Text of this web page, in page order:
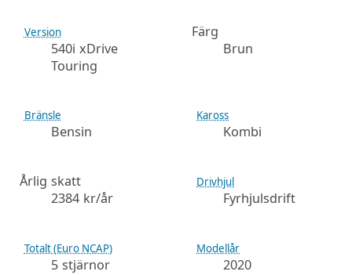
Version
540i xDrive
Touring
Färg
Brun
Bränsle
Bensin
Kaross
Kombi
Årlig skatt
2384 kr/år
Drivhjul
Fyrhjulsdrift
Totalt (Euro NCAP)
5 stjärnor
Modellår
2020